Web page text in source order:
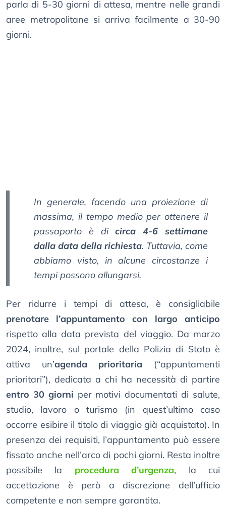
parla di 5-30 giorni di attesa, mentre nelle grandi
aree metropolitane si arriva facilmente a 30-90
giorni.
In generale, facendo una proiezione di
massima, il tempo medio per ottenere il
passaporto è dicirca 4-6 settimane
dalla data della richiesta. Tuttavia, come
abbiamo visto, in alcune circostanze i
tempi possono allungarsi.
Per ridurre i tempi di attesa, è consigliabile
prenotare l’appuntamento con largo anticipo
rispetto alla data prevista del viaggio. Da marzo
2024, inoltre, sul portale della Polizia di Stato è
attiva un’agenda prioritaria (“appuntamenti
prioritari”), dedicata a chi ha necessità di partire
entro 30 giorni per motivi documentati di salute,
studio, lavoro o turismo (in quest’ultimo caso
occorre esibire il titolo di viaggio già acquistato). In
presenza dei requisiti, l’appuntamento può essere
fissato anche nell’arco di pochi giorni. Resta inoltre
possibile la procedura d’urgenza, la cui
accettazione è però a discrezione dell’ufficio
competente e non sempre garantita.